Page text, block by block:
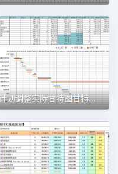
计划调整实际甘特图甘特图excel模板